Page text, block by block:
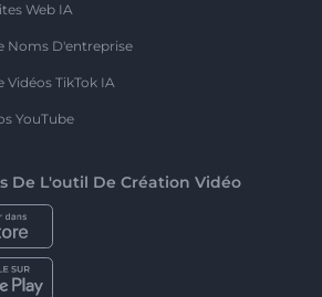
Web IA
Noms D'entreprise
Vidéos TikTok IA
YouTube
De L'outil De Création Vidéo